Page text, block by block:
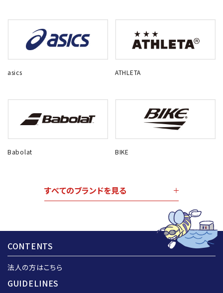
asics ATHLETA
Babolat BIKE
すべてのブランドを見る
CONTENTS
法人の方はこちら
GUIDELINES